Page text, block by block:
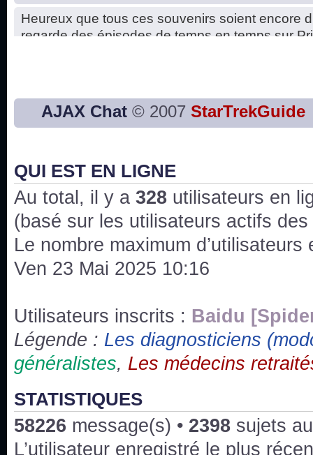
Heureux que tous ces souvenirs soient encore
regarde des épisodes de temps en temps sur
Bon, 2020, ça n'a pas trop marché. JE vous
issus des saisons 6; 7 et 8 !
Bonne année 2020 !
Bonne année 2019 !
Joyeux Noël !
Bonne année tout le monde !
Un peu de ménage, spams supprimés. Depuis
chaines françaises diffusent House, HD1 et
3x24 Human Error mais je suis pas sur
Bonjour j'aimerais que l'on m'aide à trouver un
qu'une personne fait un arrêt cardiaque mais
AJAX Chat © 2007 StarTrekGuide
QUI EST EN LIGNE
Au total, il y a 328 utilisateurs en
(basé sur les utilisateurs actifs
Le nombre maximum
Ven 23 Mai 2025 10:16
Utilisateurs inscrits : Baidu
Légende : Les diagnosticiens
généralistes, Les médecins
STATISTIQUES
58226 message(s) • 2398 sujets
L’utilisateur enregistré le plus